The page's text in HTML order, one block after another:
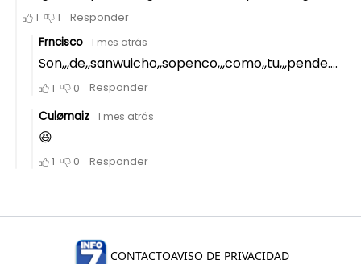
CONTACTOAVISO DE PRIVACIDAD